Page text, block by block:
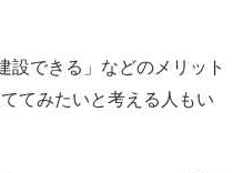
設できる」などのメリット
てみたいと考える人もい